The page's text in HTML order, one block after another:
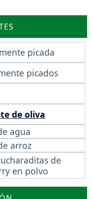
picada
picados
de oliva
agua
arroz
de
en polvo